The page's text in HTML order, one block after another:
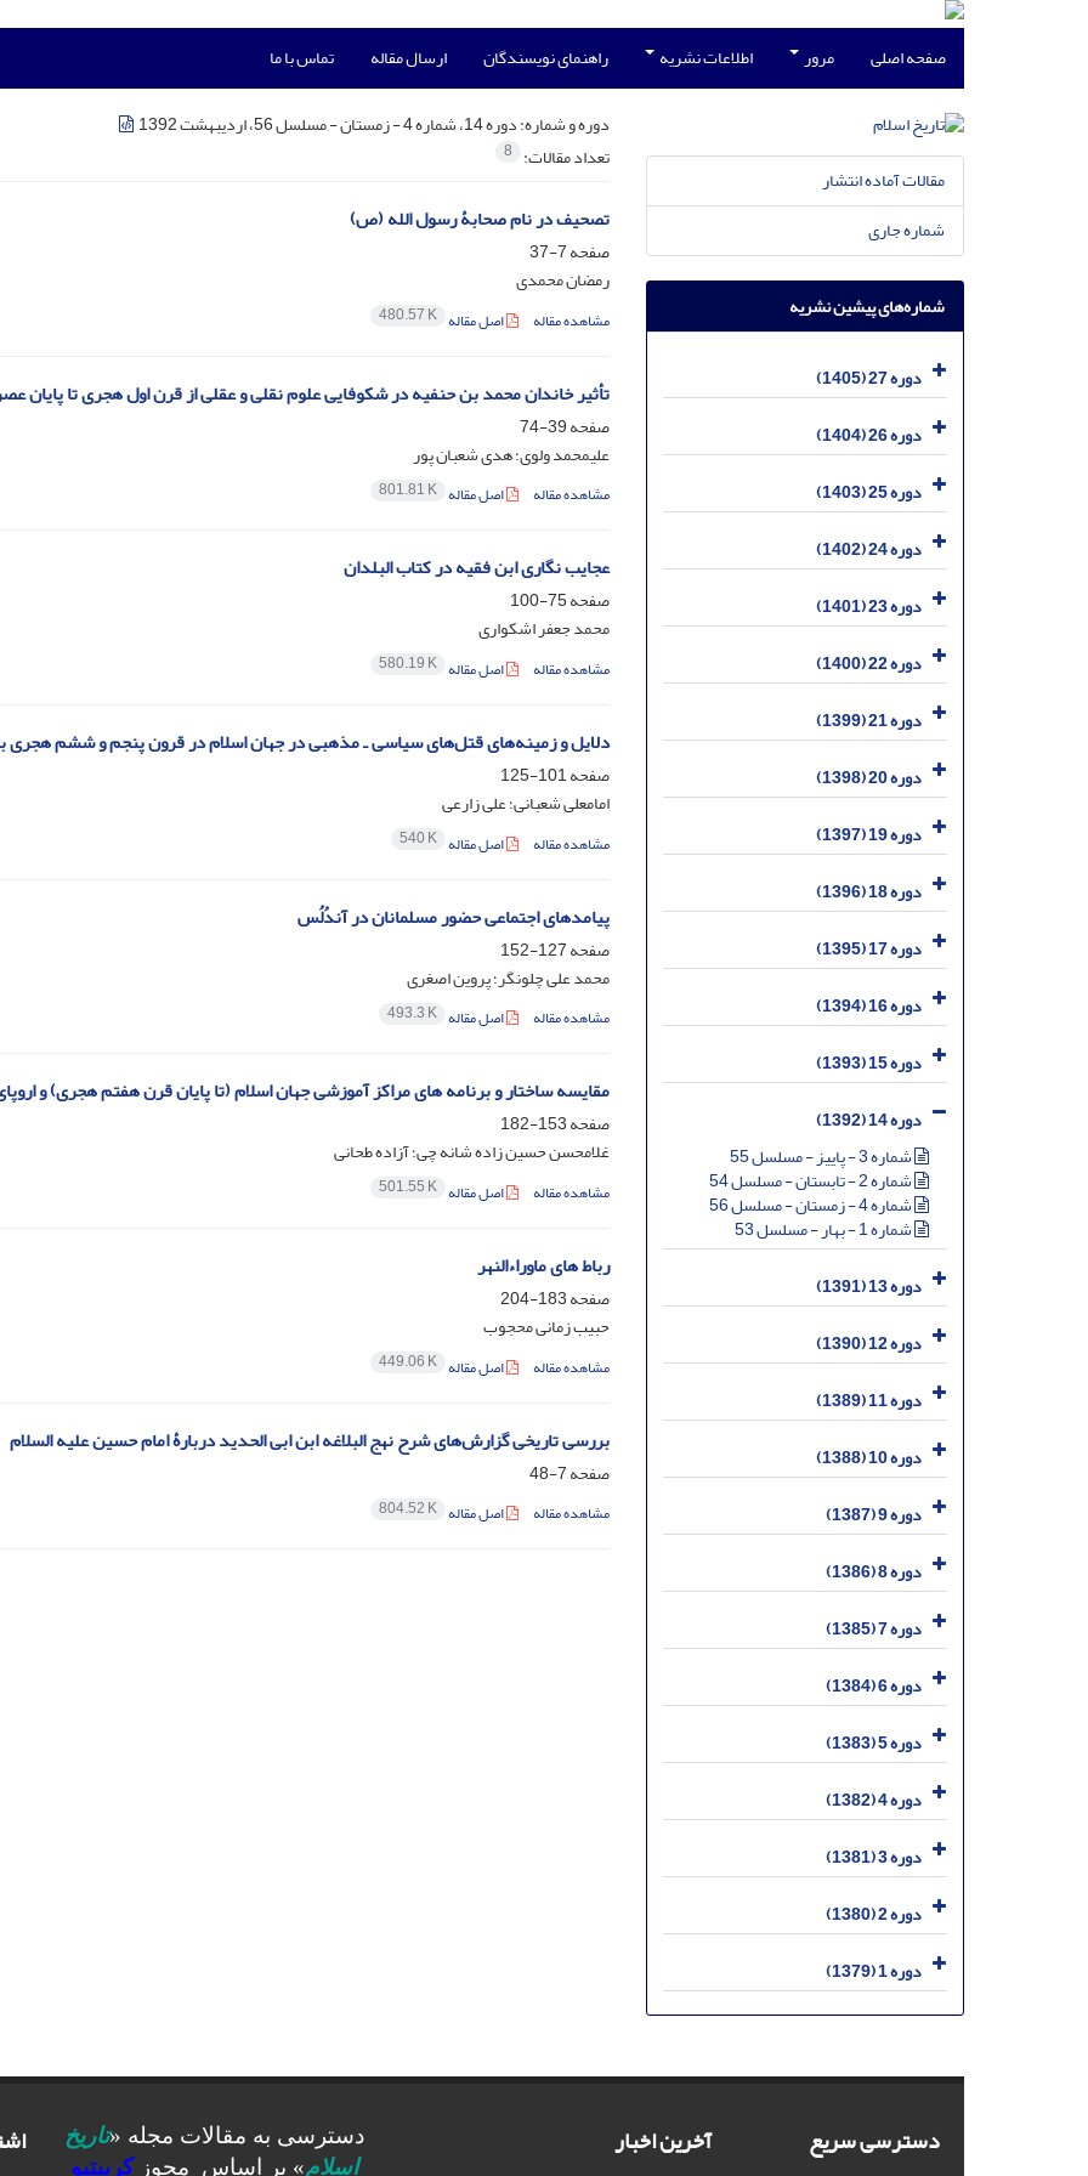
صفحه اصلی مرور اطلاعات نشریه راهنمای نویسندگان ارسال مقاله تماس با ما
دوره و شماره:دوره 14، شماره 4 - زمستان - مسلسل 56، اردیبهشت 1392
تعداد مقالات: 8
تصحیف در نام صحابۀ رسول الله (ص)
صفحه7-37
رمضان محمدی
مشاهده مقاله اصل مقاله 480.57 K
تأثیر خاندان محمد بن حنفیه در شکوفایی علوم نقلی و عقلی از قرن اول هجری تا پایان عصر
صفحه39-74
علیمحمد ولوی؛ هدی شعبان پور
مشاهده مقاله اصل مقاله 801.81 K
عجایب نگاری ابن فقیه در کتاب البلدان
صفحه75-100
محمد جعفر اشکواری
مشاهده مقاله اصل مقاله 580.19 K
دلایل و زمینه‌های قتل‌های سیاسی ـ مذهبی در جهان اسلام در قرون پنجم و ششم هجری با
صفحه101-125
امامعلی شعبانی؛ علی زارعی
مشاهده مقاله اصل مقاله 540 K
پیامدهای اجتماعی حضور مسلمانان در آندُلُس
صفحه127-152
محمد علی چلونگر؛ پروین اصغری
مشاهده مقاله اصل مقاله 493.3 K
مقایسه ساختار و برنامه های مراکز آموزشی جهان اسلام (تا پایان قرن هفتم هجری) و
صفحه153-182
غلامحسن حسین زاده شانه چی؛ آزاده طحانی
مشاهده مقاله اصل مقاله 501.55 K
رباط های ماوراءالنهر
صفحه183-204
حبیب زمانی محجوب
مشاهده مقاله اصل مقاله 449.06 K
بررسی تاریخی گزارش‌های شرح نهج البلاغه ابن ابی الحدید دربارۀ امام حسین علیه السلام
صفحه7-48
مشاهده مقاله اصل مقاله 804.52 K
مقالات آماده انتشار
شماره جاری
شماره‌های پیشین نشریه
دوره 27 (1405)
دوره 26 (1404)
دوره 25 (1403)
دوره 24 (1402)
دوره 23 (1401)
دوره 22 (1400)
دوره 21 (1399)
دوره 20 (1398)
دوره 19 (1397)
دوره 18 (1396)
دوره 17 (1395)
دوره 16 (1394)
دوره 15 (1393)
دوره 14 (1392)
شماره 3 - پاییز - مسلسل 55
شماره 2 - تابستان - مسلسل 54
شماره 4 - زمستان - مسلسل 56
شماره 1 - بهار - مسلسل 53
دوره 13 (1391)
دوره 12 (1390)
دوره 11 (1389)
دوره 10 (1388)
دوره 9 (1387)
دوره 8 (1386)
دوره 7 (1385)
دوره 6 (1384)
دوره 5 (1383)
دوره 4 (1382)
دوره 3 (1381)
دوره 2 (1380)
دوره 1 (1379)
دسترسی سریع آخرین اخبار دسترسی به مقالات مجله «تاریخ
اسلام» بر اساس مجوزکرییتیو